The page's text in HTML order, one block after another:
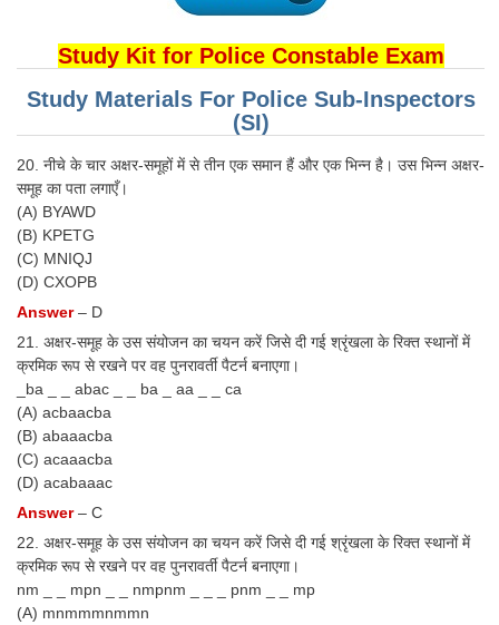
Study Kit for Police Constable Exam
Study Materials For Police Sub-Inspectors
(SI)
20. नीचे के चार अक्षर-समूहों में से तीन एक समान हैं और एक भिन्न है। उस भिन्न अक्षर-
समूह का पता लगाएँ।
(A) BYAWD
(B) KPETG
(C) MNIQJ
(D) CXOPB
Answer– D
21. अक्षर-समूह के उस संयोजन का चयन करें जिसे दी गई श्रृंखला के रिक्त स्थानों में
क्रमिक रूप से रखने पर वह पुनरावर्ती पैटर्न बनाएगा।
_ba _ _ abac _ _ ba _ aa _ _ ca
(A) acbaacba
(B) abaaacba
(C) acaaacba
(D) acabaaac
Answer– C
22. अक्षर-समूह के उस संयोजन का चयन करें जिसे दी गई श्रृंखला के रिक्त स्थानों में
क्रमिक रूप से रखने पर वह पुनरावर्ती पैटर्न बनाएगा।
nm _ _ mpn _ _ nmpnm _ _ _ pnm _ _ mp
(A) mnmmmnmmn